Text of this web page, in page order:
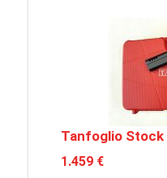
Tanfoglio Stock
1.459 €